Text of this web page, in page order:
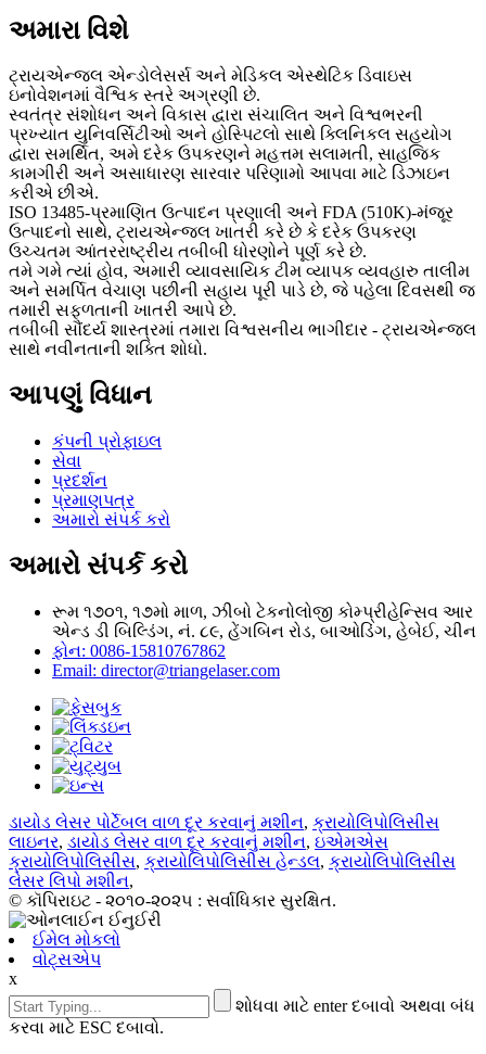
અમારા વિશે
ટ્રાયએન્જલ એન્ડોલેસર્સ અને મેડિકલ એસ્થેટિક ડિવાઇસ
ઇનોવેશનમાં વૈશ્વિક સ્તરે અગ્રણી છે.
સ્વતંત્ર સંશોધન અને વિકાસ દ્વારા સંચાલિત અને વિશ્વભરની
પ્રખ્યાત યુનિવર્સિટીઓ અને હોસ્પિટલો સાથે ક્લિનિકલ સહયોગ
દ્વારા સમર્થિત, અમે દરેક ઉપકરણને મહત્તમ સલામતી, સાહજિક
કામગીરી અને અસાધારણ સારવાર પરિણામો આપવા માટે ડિઝાઇન
કરીએ છીએ.
ISO 13485-પ્રમાણિત ઉત્પાદન પ્રણાલી અને FDA (510K)-મંજૂર
ઉત્પાદનો સાથે, ટ્રાયએન્જલ ખાતરી કરે છે કે દરેક ઉપકરણ
ઉચ્ચતમ આંતરરાષ્ટ્રીય તબીબી ધોરણોને પૂર્ણ કરે છે.
તમે ગમે ત્યાં હોવ, અમારી વ્યાવસાયિક ટીમ વ્યાપક વ્યવહારુ તાલીમ
અને સમર્પિત વેચાણ પછીની સહાય પૂરી પાડે છે, જે પહેલા દિવસથી જ
તમારી સફળતાની ખાતરી આપે છે.
તબીબી સૌંદર્ય શાસ્ત્રમાં તમારા વિશ્વસનીય ભાગીદાર - ટ્રાયએન્જલ
સાથે નવીનતાની શક્તિ શોધો.
આપણું વિધાન
કંપની પ્રોફાઇલ
સેવા
પ્રદર્શન
પ્રમાણપત્ર
અમારો સંપર્ક કરો
અમારો સંપર્ક કરો
રૂમ ૧૭૦૧, ૧૭મો માળ, ઝીબો ટેકનોલોજી કોમ્પ્રીહેન્સિવ આર
એન્ડ ડી બિલ્ડિંગ, નં. ૮૯, હેંગબિન રોડ, બાઓડિંગ, હેબેઈ, ચીન
ફોન: 0086-15810767862
Email: director@triangelaser.com
ડાયોડ લેસર પોર્ટેબલ વાળ દૂર કરવાનું મશીન, ક્રાયોલિપોલિસીસ
લાઇનર, ડાયોડ લેસર વાળ દૂર કરવાનું મશીન, ઇએમએસ
ક્રાયોલિપોલિસીસ, ક્રાયોલિપોલિસીસ હેન્ડલ, ક્રાયોલિપોલિસીસ
લેસર લિપો મશીન,
© કૉપિરાઇટ - ૨૦૧૦-૨૦૨૫ : સર્વાધિકાર સુરક્ષિત.
ઈમેલ મોકલો
વોટ્સએપ
x
શોધવા માટે enter દબાવો અથવા બંધ
કરવા માટે ESC દબાવો.